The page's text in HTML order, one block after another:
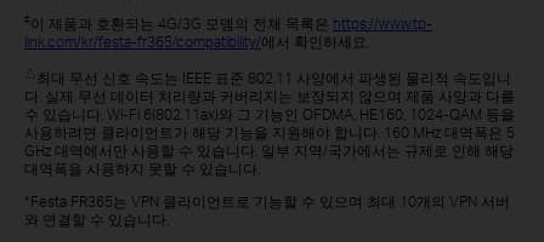
‡이 제품과 호환되는 4G/3G 모뎀의 전체 목록은 https://www.tp-
link.com/kr/festa-fr365/compatibility/에서 확인하세요.
최대 무선 신호 속도는 IEEE 표준 802.11 사양에서 파생된 물리적 속도입니
다. 실제 무선 데이터 처리량과 커버리지는 보장되지 않으며 제품 사양과 다를
수 있습니다. Wi-Fi 6(802.11ax)와 그 기능인 OFDMA, HE160, 1024-QAM 등을
사용하려면 클라이언트가 해당 기능을 지원해야 합니다. 160 MHz 대역폭은 5
GHz 대역에서만 사용할 수 있습니다. 일부 지역/국가에서는 규제로 인해 해당
대역폭을 사용하지 못할 수 있습니다.
*Festa FR365는 VPN 클라이언트로 기능할 수 있으며 최대 10개의 VPN 서버
와 연결할 수 있습니다.